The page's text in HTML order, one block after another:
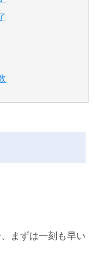
まずは一刻も早い